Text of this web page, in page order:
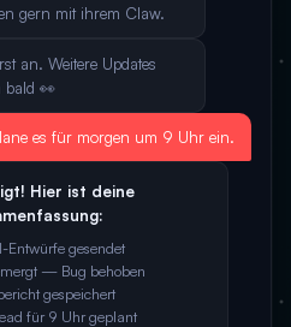
gern mit ihrem Claw.
an. Weitere Updates
bald 👀
es für morgen um 9 Uhr ein.
Hier ist deine
gesendet
— Bug behoben
gespeichert
für 9 Uhr geplant